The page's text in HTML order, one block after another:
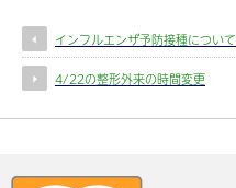
インフルエンザ予防接種について
4/22の整形外来の時間変更